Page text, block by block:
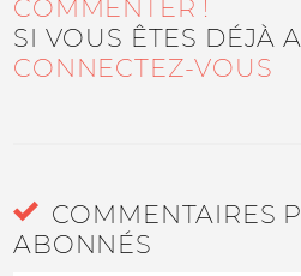
COMMENTER !
SI VOUS ÊTES DÉJÀ
CONNECTEZ-VOUS
COMMENTAIRES
ABONNÉS